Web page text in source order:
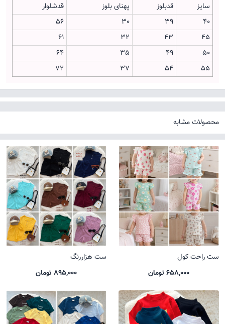
سایز
قدبلوز پهنای بلوز
قدشلوار
40
39
30
56
45
43
32
61
50
49
35
64
55
54
37
72
محصولات مشابه
ست راحت کول
658,000 تومان
ست هزاررنگ
895,000 تومان